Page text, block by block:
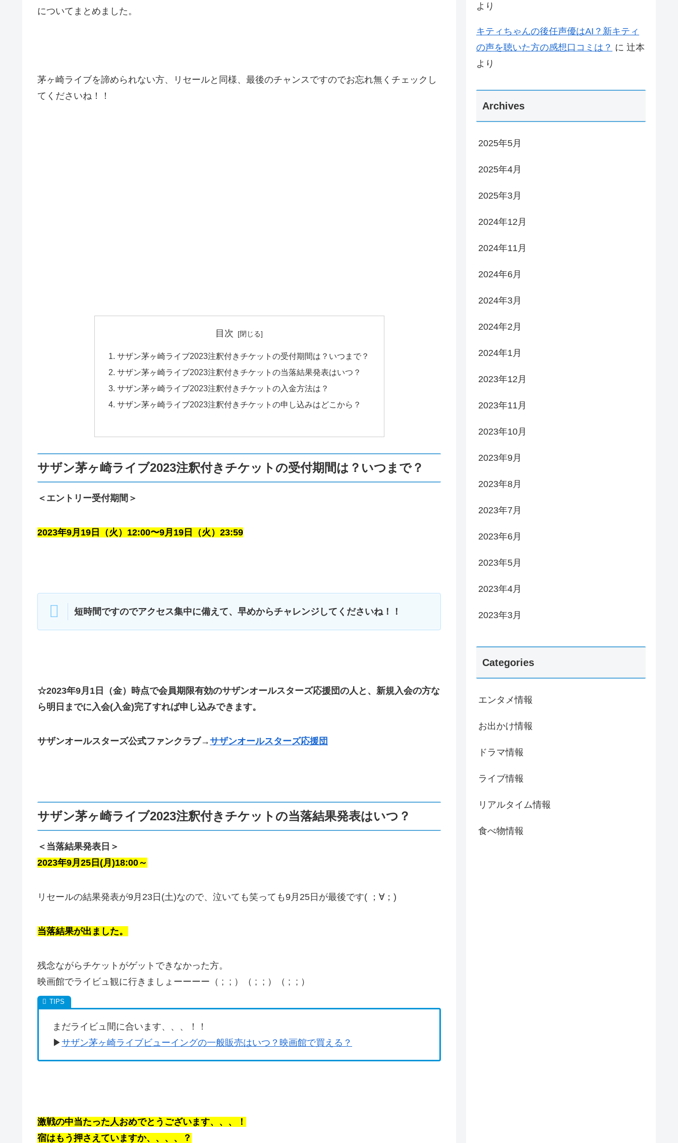
についてまとめました。
茅ヶ崎ライブを諦められない方、リセールと同様、最後のチャンスですのでお忘れ無くチェックし
てくださいね！！
目次
サザン茅ヶ崎ライブ2023注釈付きチケットの受付期間は？いつまで？
サザン茅ヶ崎ライブ2023注釈付きチケットの当落結果発表はいつ？
サザン茅ヶ崎ライブ2023注釈付きチケットの入金方法は？
サザン茅ヶ崎ライブ2023注釈付きチケットの申し込みはどこから？
サザン茅ヶ崎ライブ2023注釈付きチケットの受付期間は？いつまで？
＜エントリー受付期間＞
2023年9月19日（火）12:00〜9月19日（火）23:59
短時間ですのでアクセス集中に備えて、早めからチャレンジしてくださいね！！
☆2023年9月1日（金）時点で会員期限有効のサザンオールスターズ応援団の人と、新規入会の方な
ら明日までに入会(入金)完了すれば申し込みできます。
サザンオールスターズ公式ファンクラブ→サザンオールスターズ応援団
サザン茅ヶ崎ライブ2023注釈付きチケットの当落結果発表はいつ？
＜当落結果発表日＞
2023年9月25日(月)18:00～
リセールの結果発表が9月23日(土)なので、泣いても笑っても9月25日が最後です( ；∀；)
当落結果が出ました。
残念ながらチケットがゲットできなかった方。
映画館でライビュ観に行きましょーーーー（ ; ; ）（ ; ; ）（ ; ; ）
まだライビュ間に合います、、、！！
▶︎サザン茅ヶ崎ライブビューイングの一般販売はいつ？映画館で買える？
激戦の中当たった人おめでとうございます、、、！
宿はもう押さえていますか、、、、？
より
キティちゃんの後任声優はAI？新キティ
の声を聴いた方の感想口コミは？ に 辻本
より
Archives
2025年5月
2025年4月
2025年3月
2024年12月
2024年11月
2024年6月
2024年3月
2024年2月
2024年1月
2023年12月
2023年11月
2023年10月
2023年9月
2023年8月
2023年7月
2023年6月
2023年5月
2023年4月
2023年3月
Categories
エンタメ情報
お出かけ情報
ドラマ情報
ライブ情報
リアルタイム情報
食べ物情報